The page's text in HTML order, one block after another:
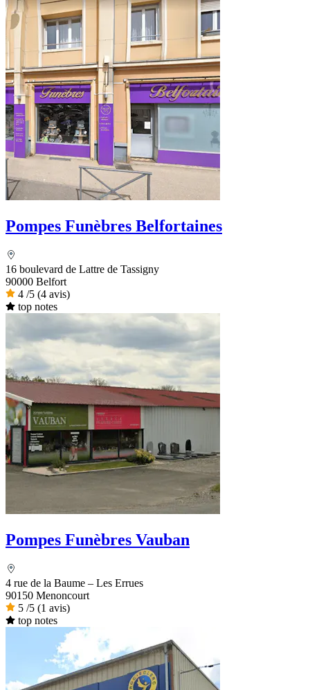
Pompes Funèbres Belfortaines
16 boulevard de Lattre de Tassigny
90000 Belfort
4 /5 (4 avis)
top notes
Pompes Funèbres Vauban
4 rue de la Baume – Les Errues
90150 Menoncourt
5 /5 (1 avis)
top notes